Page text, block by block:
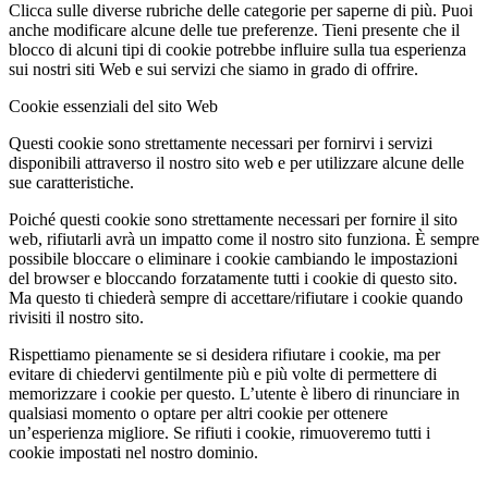
Clicca sulle diverse rubriche delle categorie per saperne di più. Puoi
anche modificare alcune delle tue preferenze. Tieni presente che il
blocco di alcuni tipi di cookie potrebbe influire sulla tua esperienza
sui nostri siti Web e sui servizi che siamo in grado di offrire.
Cookie essenziali del sito Web
Questi cookie sono strettamente necessari per fornirvi i servizi
disponibili attraverso il nostro sito web e per utilizzare alcune delle
sue caratteristiche.
Poiché questi cookie sono strettamente necessari per fornire il sito
web, rifiutarli avrà un impatto come il nostro sito funziona. È sempre
possibile bloccare o eliminare i cookie cambiando le impostazioni
del browser e bloccando forzatamente tutti i cookie di questo sito.
Ma questo ti chiederà sempre di accettare/rifiutare i cookie quando
rivisiti il nostro sito.
Rispettiamo pienamente se si desidera rifiutare i cookie, ma per
evitare di chiedervi gentilmente più e più volte di permettere di
memorizzare i cookie per questo. L’utente è libero di rinunciare in
qualsiasi momento o optare per altri cookie per ottenere
un’esperienza migliore. Se rifiuti i cookie, rimuoveremo tutti i
cookie impostati nel nostro dominio.